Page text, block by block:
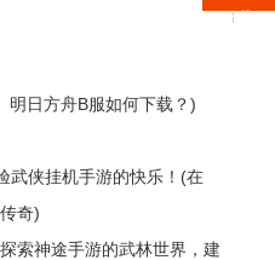
明日方舟B服如何下载？)
武侠挂机手游的快乐！(在
侠世界的奥秘！)
奇)
索神途手游的武林世界，建
下载